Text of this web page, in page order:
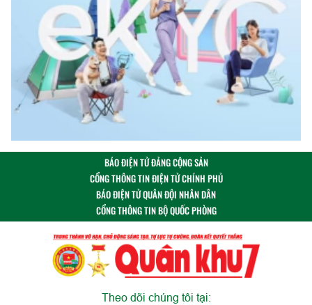
BÁO ĐIỆN TỬ ĐẢNG CỘNG SẢN
CỔNG THÔNG TIN ĐIỆN TỬ CHÍNH PHỦ
BÁO ĐIỆN TỬ QUÂN ĐỘI NHÂN DÂN
CỔNG THÔNG TIN BỘ QUỐC PHÒNG
Theo dõi chúng tôi tại: